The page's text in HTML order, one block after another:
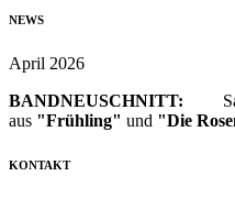
NEWS
April 2026
BANDNEUSCHNITT:
aus "Frühling" und "Die
KONTAKT